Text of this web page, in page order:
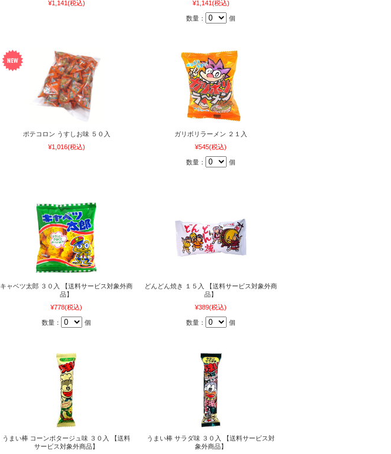
¥1,141(税込)
¥1,141(税込)
数量： 個
ポテコロン うすしお味 ５０入
¥1,016(税込)
ガリボリラーメン ２１入
¥545(税込)
数量： 個
キャベツ太郎 ３０入 【送料サービス対象外商
品】
¥778(税込)
数量： 個
どんどん焼き １５入 【送料サービス対象外商
品】
¥389(税込)
数量： 個
うまい棒 コーンポタージュ味 ３０入 【送料
サービス対象外商品】
うまい棒 サラダ味 ３０入 【送料サービス対
象外商品】